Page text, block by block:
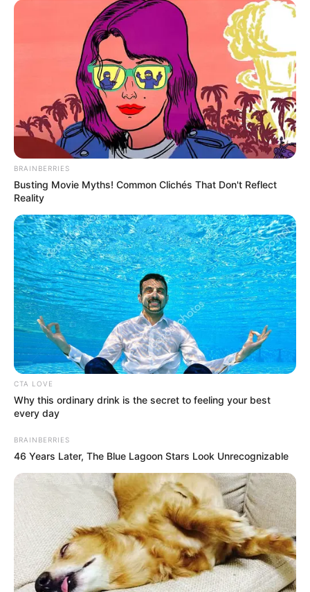
28 May, 2026 byadmin
Hace 40
minutos acaban de
confirmar que…Ver
más
BRAINBERRIES
Busting Movie Myths! Common Clichés That Don't Reflect
Reality
CTA LOVE
Why this ordinary drink is the secret to feeling your best
every day
BRAINBERRIES
46 Years Later, The Blue Lagoon Stars Look Unrecognizable